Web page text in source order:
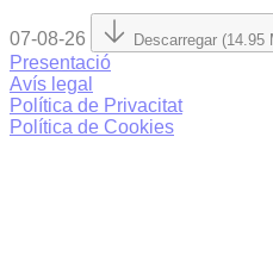
07-08-26 Descarregar (14.95
Presentació
Avís legal
Política de Privacitat
Política de Cookies